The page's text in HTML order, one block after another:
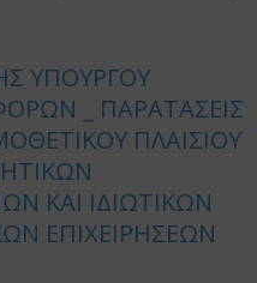
ΥΠΟΥΡΓΟΥ
_ ΠΑΡΑΤΑΣΕΙΣ
ΠΛΑΙΣΙΟΥ
ΚΑΙ ΙΔΙΩΤΙΚΩΝ
ΕΠΙΧΕΙΡΗΣΕΩΝ